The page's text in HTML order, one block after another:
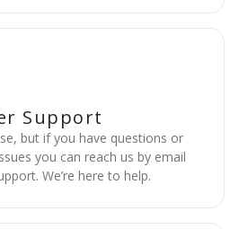
Support
but if you have questions or
you can reach us by email
We’re here to help.